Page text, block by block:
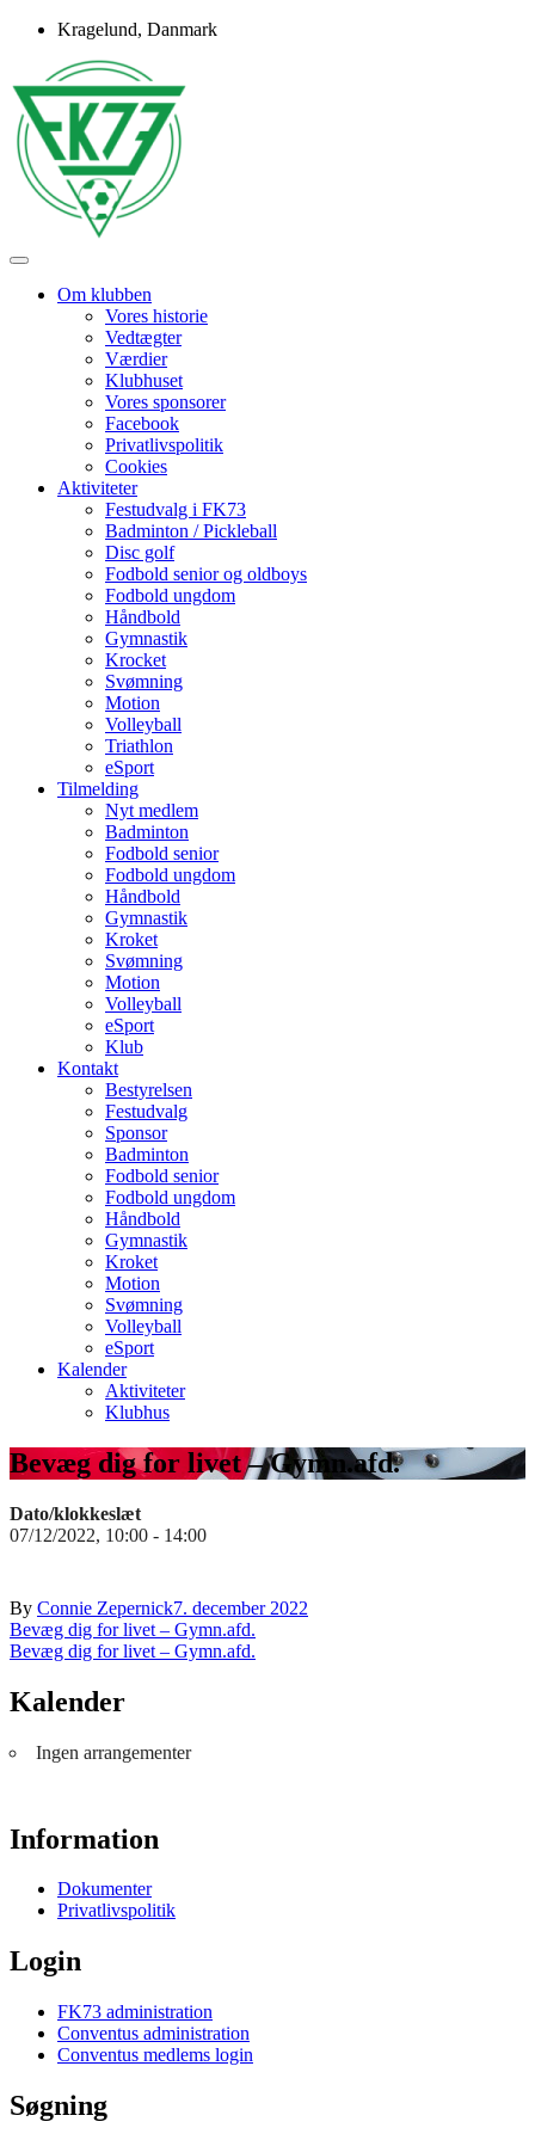
Skip
content
Kragelund, Danmark
FK73
Om klubben
Vores historie
Vedtægter
Værdier
Klubhuset
Vores sponsorer
Facebook
Privatlivspolitik
Cookies
Aktiviteter
Festudvalg i FK73
Badminton / Pickleball
Disc golf
Fodbold senior og oldboys
Fodbold ungdom
Håndbold
Gymnastik
Krocket
Svømning
Motion
Volleyball
Triathlon
eSport
Tilmelding
Nyt medlem
Badminton
Fodbold senior
Fodbold ungdom
Håndbold
Gymnastik
Kroket
Svømning
Motion
Volleyball
eSport
Klub
Kontakt
Bestyrelsen
Festudvalg
Sponsor
Badminton
Fodbold senior
Fodbold ungdom
Håndbold
Gymnastik
Kroket
Motion
Svømning
Volleyball
eSport
Kalender
Aktiviteter
Klubhus
Bevæg dig for livet – Gymn.afd.
Dato/klokkeslæt
07/12/2022, 10:00 - 14:00
By Connie Zepernick7. december 2022
Indlægsnavigation
Bevæg dig for livet – Gymn.afd.
Bevæg dig for livet – Gymn.afd.
Kalender
Ingen arrangementer
Information
Dokumenter
Privatlivspolitik
Login
FK73 administration
Conventus administration
Conventus medlems login
Søgning